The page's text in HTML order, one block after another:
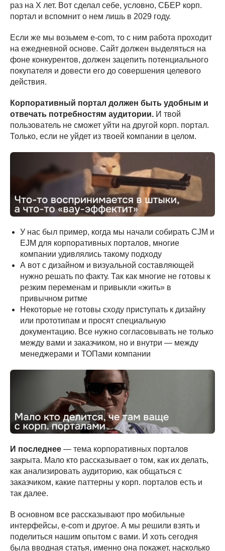
раз на Х лет. Вот сделал себе, условно, СБЕР корп.
портал и вспомнит о нем лишь в 2029 году.
Если же мы возьмем e-com, то с ним работа проходит
на ежедневной основе. Сайт должен выделяться на
фоне конкурентов, должен зацепить потенциального
покупателя и довести его до совершения целевого
действия.
Корпоративный портал должен быть удобным и
отвечать потребностям аудитории. И твой
пользователь не сможет уйти на другой корп. портал.
Только, если не уйдет из твоей компании в целом.
У нас был пример, когда мы начали собирать CJM и
EJM для корпоративных порталов, многие
компании удивлялись такому подходу
А вот с дизайном и визуальной составляющей
нужно решать по факту. Так как многие не готовы к
резким переменам и привыкли «жить» в
привычном ритме
Некоторые не готовы сходу приступать к дизайну
или прототипам и просят специальную
документацию. Все нужно согласовывать не только
между вами и заказчиком, но и внутри — между
менеджерами и ТОПами компании
И последнее — тема корпоративных порталов
закрыта. Мало кто рассказывает о том, как их делать,
как анализировать аудиторию, как общаться с
заказчиком, какие паттерны у корп. порталов есть и
так далее.
В основном все рассказывают про мобильные
интерфейсы, e-com и другое. А мы решили взять и
поделиться нашим опытом с вами. И хоть сегодня
была вводная статья, именно она покажет, насколько